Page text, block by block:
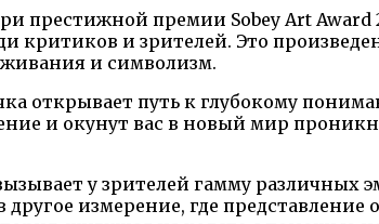
престижной премии Sobey Art Award
критиков и зрителей. Это
и символизм.
открывает путь к глубокому
и окунут вас в новый мир
у зрителей гамму различных
другое измерение, где